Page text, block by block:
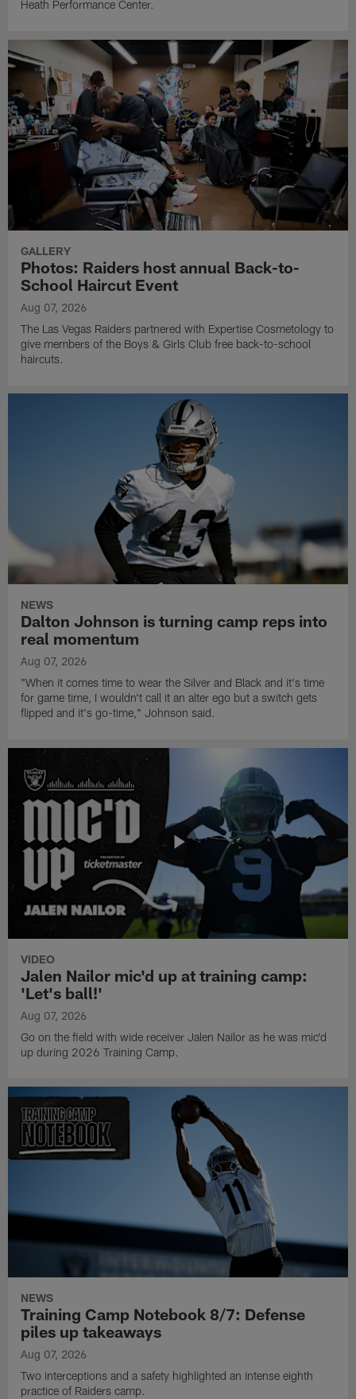
Heath Performance Center.
GALLERY
Photos: Raiders host annual Back-to-
School Haircut Event
Aug 07, 2026
The Las Vegas Raiders partnered with Expertise Cosmetology to
give members of the Boys & Girls Club free back-to-school
haircuts.
NEWS
Dalton Johnson is turning camp reps into
real momentum
Aug 07, 2026
"When it comes time to wear the Silver and Black and it's time
for game time, I wouldn't call it an alter ego but a switch gets
flipped and it's go-time," Johnson said.
VIDEO
Jalen Nailor mic'd up at training camp:
'Let's ball!'
Aug 07, 2026
Go on the field with wide receiver Jalen Nailor as he was mic'd
up during 2026 Training Camp.
NEWS
Training Camp Notebook 8/7: Defense
piles up takeaways
Aug 07, 2026
Two interceptions and a safety highlighted an intense eighth
practice of Raiders camp.